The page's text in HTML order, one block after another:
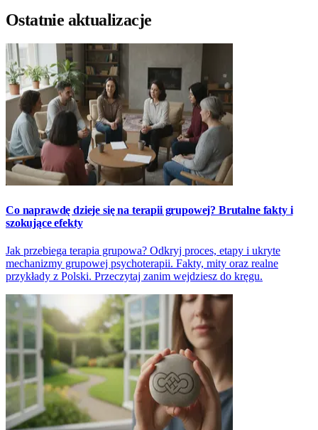
Ostatnie aktualizacje
Co naprawdę dzieje się na terapii grupowej? Brutalne fakty i
szokujące efekty
Jak przebiega terapia grupowa? Odkryj proces, etapy i ukryte
mechanizmy grupowej psychoterapii. Fakty, mity oraz realne
przykłady z Polski. Przeczytaj zanim wejdziesz do kręgu.